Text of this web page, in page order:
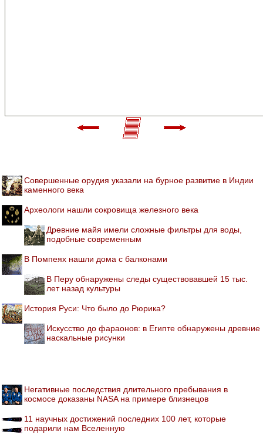
Совершенные орудия указали на бурное развитие в Индии
каменного века
Археологи нашли сокровища железного века
Древние майя имели сложные фильтры для воды,
подобные современным
В Помпеях нашли дома с балконами
В Перу обнаружены следы существовавшей 15 тыс.
лет назад культуры
История Руси: Что было до Рюрика?
Искусство до фараонов: в Египте обнаружены древние
наскальные рисунки
Негативные последствия длительного пребывания в
космосе доказаны NASA на примере близнецов
11 научных достижений последних 100 лет, которые
подарили нам Вселенную